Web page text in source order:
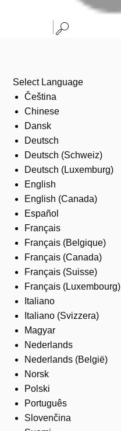
Select Language
Čeština
Chinese
Dansk
Deutsch
Deutsch (Schweiz)
Deutsch (Luxemburg)
English
English (Canada)
Español
Français
Français (Belgique)
Français (Canada)
Français (Suisse)
Français (Luxembourg)
Italiano
Italiano (Svizzera)
Magyar
Nederlands
Nederlands (België)
Norsk
Polski
Português
Slovenčina